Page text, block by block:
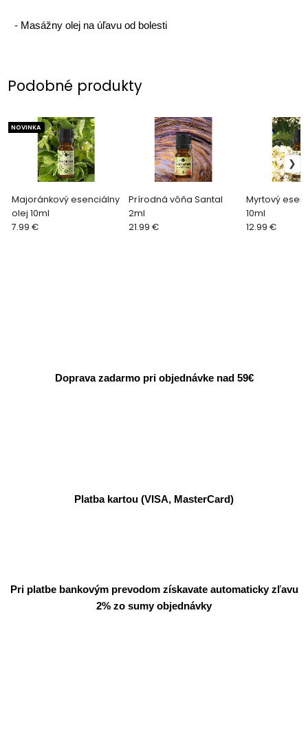
- Masážny olej na úľavu od bolesti
Podobné produkty
Majoránkový esenciálny
olej 10ml
NOVINKA
7.99 €
Prírodná vôňa Santal
2ml
21.99 €
Myrtový
10ml
12.99 €
Doprava zadarmo pri objednávke nad 59€
Platba kartou (VISA, MasterCard)
Pri platbe bankovým prevodom získavate automaticky zľavu
2% zo sumy objednávky